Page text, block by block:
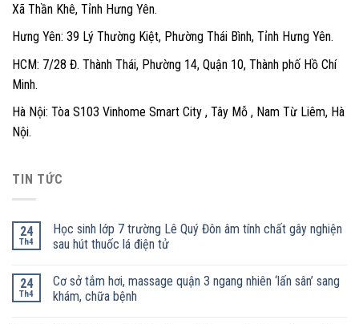
Xã Thần Khê, Tỉnh Hưng Yên.
Hưng Yên: 39 Lý Thường Kiệt, Phường Thái Bình, Tỉnh Hưng Yên.
HCM: 7/28 Đ. Thành Thái, Phường 14, Quận 10, Thành phố Hồ Chí
Minh.
Hà Nội: Tòa S103 Vinhome Smart City , Tây Mỗ , Nam Từ Liêm, Hà
Nội.
TIN TỨC
24
Th4
Học sinh lớp 7 trường Lê Quý Đôn âm tính chất gây nghiện
sau hút thuốc lá điện tử
24
Th4
Cơ sở tắm hơi, massage quận 3 ngang nhiên ‘lấn sân’ sang
khám, chữa bệnh